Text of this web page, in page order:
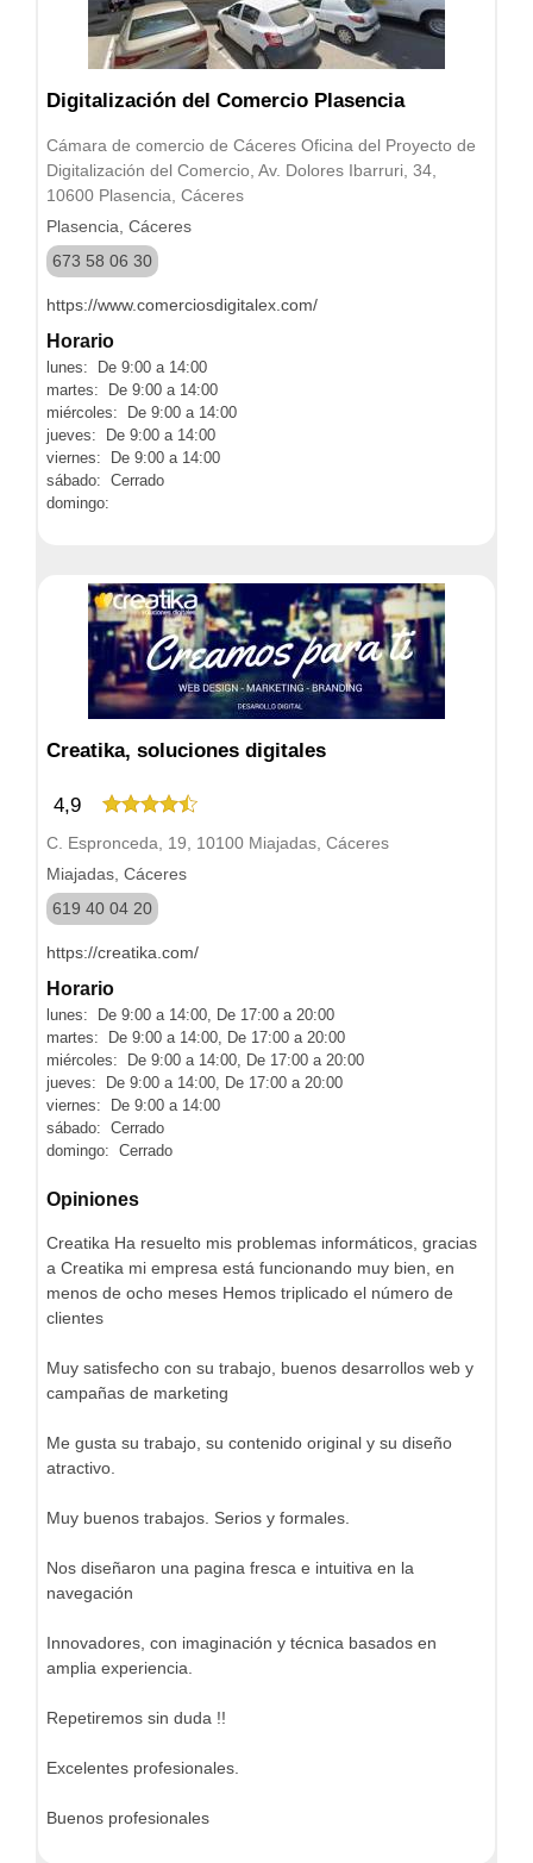
Digitalización del Comercio Plasencia
Cámara de comercio de Cáceres Oficina del Proyecto de
Digitalización del Comercio, Av. Dolores Ibarruri, 34,
10600 Plasencia, Cáceres
Plasencia, Cáceres
673 58 06 30
https://www.comerciosdigitalex.com/
Horario
lunes: De 9:00 a 14:00
martes: De 9:00 a 14:00
miércoles: De 9:00 a 14:00
jueves: De 9:00 a 14:00
viernes: De 9:00 a 14:00
sábado: Cerrado
domingo:
Creatika, soluciones digitales
4,9
C. Espronceda, 19, 10100 Miajadas, Cáceres
Miajadas, Cáceres
619 40 04 20
https://creatika.com/
Horario
lunes: De 9:00 a 14:00, De 17:00 a 20:00
martes: De 9:00 a 14:00, De 17:00 a 20:00
miércoles: De 9:00 a 14:00, De 17:00 a 20:00
jueves: De 9:00 a 14:00, De 17:00 a 20:00
viernes: De 9:00 a 14:00
sábado: Cerrado
domingo: Cerrado
Opiniones
Creatika Ha resuelto mis problemas informáticos, gracias
a Creatika mi empresa está funcionando muy bien, en
menos de ocho meses Hemos triplicado el número de
clientes
Muy satisfecho con su trabajo, buenos desarrollos web y
campañas de marketing
Me gusta su trabajo, su contenido original y su diseño
atractivo.
Muy buenos trabajos. Serios y formales.
Nos diseñaron una pagina fresca e intuitiva en la
navegación
Innovadores, con imaginación y técnica basados en
amplia experiencia.
Repetiremos sin duda !!
Excelentes profesionales.
Buenos profesionales